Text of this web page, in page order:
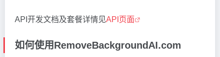
API开发文档及套餐详情见API页面
如何使用RemoveBackgroundAI.com